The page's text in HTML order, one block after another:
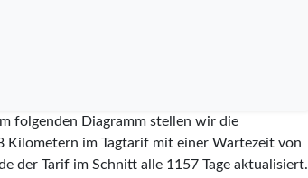
folgenden Diagramm stellen wir die
Kilometern im Tagtarif mit einer Wartezeit von
der Tarif im Schnitt alle 1157Tage aktualisiert.